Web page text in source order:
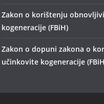
Zakon o korištenju
kogeneracije (FBiH)
Zakon o dopuni zakona o
učinkovite kogeneracije